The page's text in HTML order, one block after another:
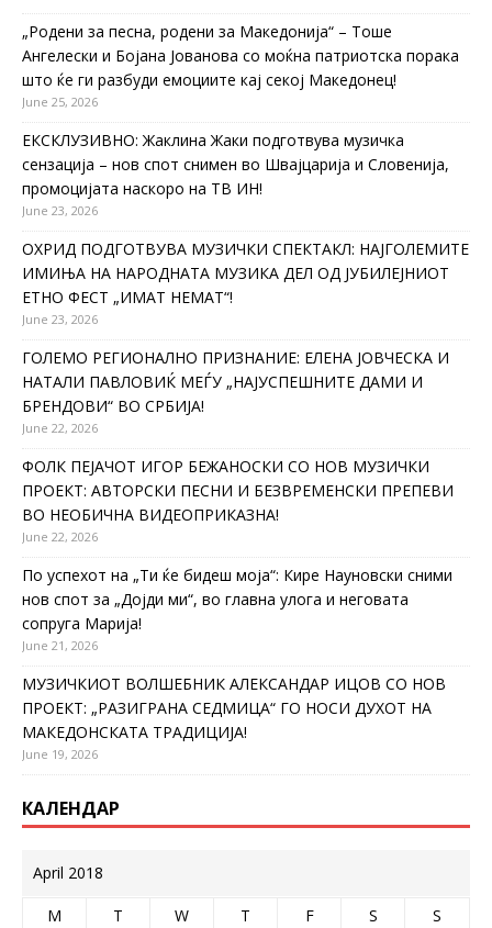
„Родени за песна, родени за Македонија“ – Тоше
Ангелески и Бојана Јованова со моќна патриотска порака
што ќе ги разбуди емоциите кај секој Македонец!
June 25, 2026
ЕКСКЛУЗИВНО: Жаклина Жаки подготвува музичка
сензација – нов спот снимен во Швајцарија и Словенија,
промоцијата наскоро на ТВ ИН!
June 23, 2026
ОХРИД ПОДГОТВУВА МУЗИЧКИ СПЕКТАКЛ: НАЈГОЛЕМИТЕ
ИМИЊА НА НАРОДНАТА МУЗИКА ДЕЛ ОД ЈУБИЛЕЈНИОТ
ЕТНО ФЕСТ „ИМАТ НЕМАТ“!
June 23, 2026
ГОЛЕМО РЕГИОНАЛНО ПРИЗНАНИЕ: ЕЛЕНА ЈОВЧЕСКА И
НАТАЛИ ПАВЛОВИЌ МЕЃУ „НАЈУСПЕШНИТЕ ДАМИ И
БРЕНДОВИ“ ВО СРБИЈА!
June 22, 2026
ФОЛК ПЕЈАЧОТ ИГОР БЕЖАНОСКИ СО НОВ МУЗИЧКИ
ПРОЕКТ: АВТОРСКИ ПЕСНИ И БЕЗВРЕМЕНСКИ ПРЕПЕВИ
ВО НЕОБИЧНА ВИДЕОПРИКАЗНА!
June 22, 2026
По успехот на „Ти ќе бидеш моја“: Кире Науновски сними
нов спот за „Дојди ми“, во главна улога и неговата
сопруга Марија!
June 21, 2026
МУЗИЧКИОТ ВОЛШЕБНИК АЛЕКСАНДАР ИЦОВ СО НОВ
ПРОЕКТ: „РАЗИГРАНА СЕДМИЦА“ ГО НОСИ ДУХОТ НА
МАКЕДОНСКАТА ТРАДИЦИЈА!
June 19, 2026
КАЛЕНДАР
April 2018
M T W T F S
S